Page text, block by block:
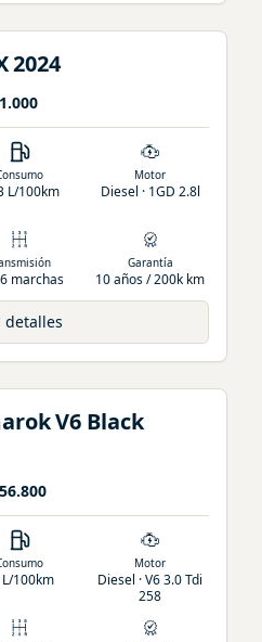
2024
L/100km
Motor
Diesel · 1GD 2.8l
6 marchas
Garantía
10 años / 200k km
detalles
V6 Black
L/100km
Motor
Diesel · V6 3.0 Tdi
258